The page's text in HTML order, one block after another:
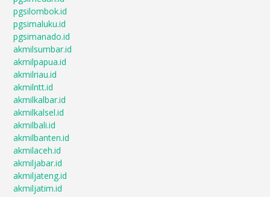
pgsilombok.id
pgsimaluku.id
pgsimanado.id
akmilsumbar.id
akmilpapua.id
akmilriau.id
akmilntt.id
akmilkalbar.id
akmilkalsel.id
akmilbali.id
akmilbanten.id
akmilaceh.id
akmiljabar.id
akmiljateng.id
akmiljatim.id